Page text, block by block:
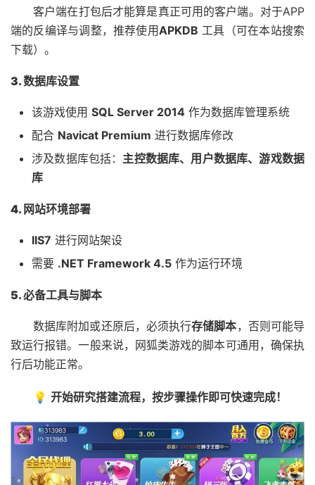
客户端在打包后才能算是真正可用的客户端。对于APP
端的反编译与调整，推荐使用APKDB 工具（可在本站搜索
下载）。
3. 数据库设置
该游戏使用 SQL Server 2014 作为数据库管理系统
配合 Navicat Premium 进行数据库修改
涉及数据库包括： 主控数据库、用户数据库、游戏数据
库
4. 网站环境部署
IIS7 进行网站架设
需要 .NET Framework 4.5 作为运行环境
5. 必备工具与脚本
数据库附加或还原后，必须执行存储脚本，否则可能导
致运行报错。一般来说，网狐类游戏的脚本可通用，确保执
行后功能正常。
💡 开始研究搭建流程，按步骤操作即可快速完成！